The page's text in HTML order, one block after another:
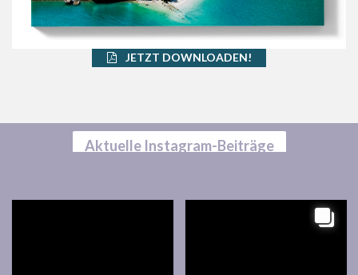
JETZT DOWNLOADEN!
Aktuelle Instagram-Beiträge